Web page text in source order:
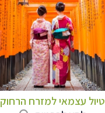
טיול עצמאי למזרח הרחוק